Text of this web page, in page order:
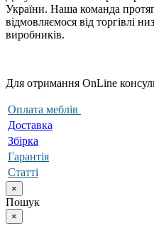
України. Наша команда
відмовляємося від торгівлі
виробників.
Для отримання OnLine
Оплата меблів
Доставка
Збірка
Гарантія
Статті
×
Пошук
×